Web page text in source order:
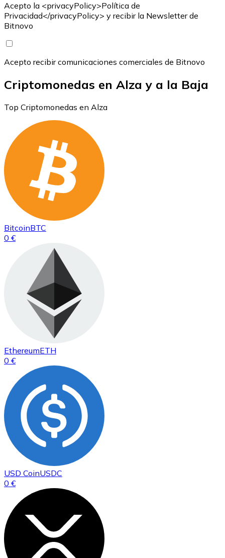
Acepto la <privacyPolicy>Política de
Privacidad</privacyPolicy> y recibir la Newsletter de
Bitnovo
Acepto recibir comunicaciones comerciales de Bitnovo
Criptomonedas en Alza y a la Baja
Top Criptomonedas en Alza
BitcoinBTC
0 €
EthereumETH
0 €
USD CoinUSDC
0 €